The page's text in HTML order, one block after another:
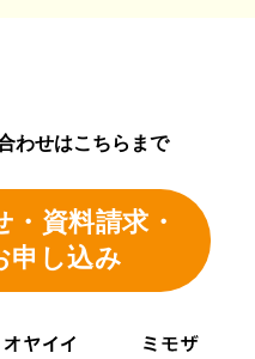
わせはこちらまで
資料請求・
申し込み